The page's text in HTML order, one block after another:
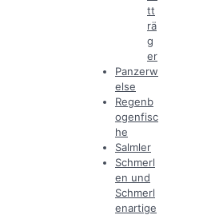
tt
rä
g
er
Panzerw
else
Regenb
ogenfisc
he
Salmler
Schmerl
en und
Schmerl
enartige